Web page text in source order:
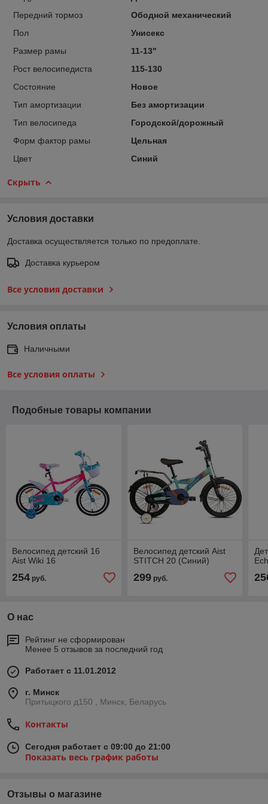
Передний тормоз
Ободной механический
Пол
Унисекс
Размер рамы
11-13"
Рост велосипедиста
115-130
Состояние
Новое
Тип амортизации
Без амортизации
Тип велосипеда
Городской/дорожный
Форм фактор рамы
Цельная
Цвет
Синий
Скрыть
Условия доставки
Доставка осуществляется только по предоплате.
Доставка курьером
Все условия доставки
Условия оплаты
Наличными
Все условия оплаты
Подобные товары компании
Велосипед детский 16
Aist Wiki 16
254 руб.
Велосипед детский Aist
STITCH 20 (Синий)
299руб.
О нас
Рейтинг не сформирован
Менее 5 отзывов за последний год
Работает с 11.01.2012
г. Минск
Притыцкого д150 , Минск, Беларусь
Контакты
Сегодня работает с 09:00 до 21:00
Показать весь график работы
Отзывы о магазине